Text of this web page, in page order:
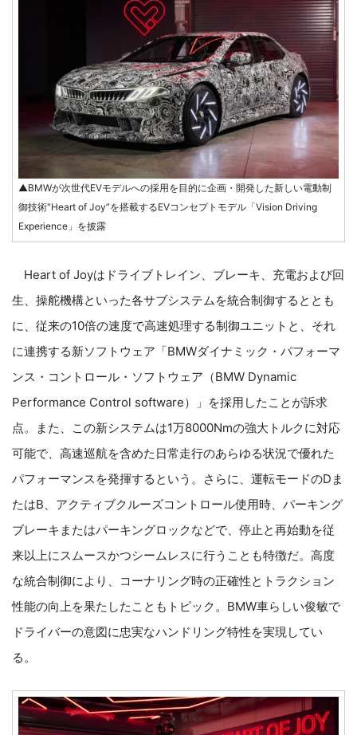
▲BMWが次世代EVモデルへの採用を目的に企画・開発した新しい電動制
御技術“Heart of Joy”を搭載するEVコンセプトモデル「Vision Driving
Experience」を披露
Heart of Joyはドライブトレイン、ブレーキ、充電および回
生、操舵機構といった各サブシステムを統合制御するととも
に、従来の10倍の速度で高速処理する制御ユニットと、それ
に連携する新ソフトウェア「BMWダイナミック・パフォーマ
ンス・コントロール・ソフトウェア（BMW Dynamic
Performance Control software）」を採用したことが訴求
点。また、この新システムは1万8000Nmの強大トルクに対応
可能で、高速巡航を含めた日常走行のあらゆる状況で優れた
パフォーマンスを発揮するという。さらに、運転モードのDま
たはB、アクティブクルーズコントロール使用時、パーキング
ブレーキまたはパーキングロックなどで、停止と再始動を従
来以上にスムースかつシームレスに行うことも特徴だ。高度
な統合制御により、コーナリング時の正確性とトラクション
性能の向上を果たしたこともトピック。BMW車らしい俊敏で
ドライバーの意図に忠実なハンドリング特性を実現してい
る。